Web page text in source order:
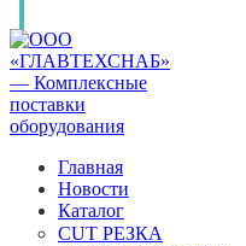
Главная
Новости
Каталог
CUT РЕЗКА